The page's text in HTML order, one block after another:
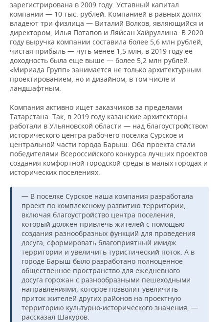
зарегистрирована в 2009 году. Уставный капитал
компании — 10 тыс. рублей. Компанией в равных долях
владеют три физлица — Виталий Волков, являющийся и
директором, Илья Потапов и Ляйсан Хайруллина. В 2020
году выручка компании составила более 5,6 млн рублей,
чистая прибыль — чуть менее 1,5 млн, в 2019 году ее
доходность была еще выше — более 5,2 млн рублей.
«Мириада Групп» занимается не только архитектурным
проектированием, но и дизайном, в том числе и
ландшафтным.
Компания активно ищет заказчиков за пределами
Татарстана. Так, в 2019 году казанские архитекторы
работали в Ульяновской области — над благоустройством
исторического центра рабочего поселка Сурское и
центральной части города Барыш. Оба проекта стали
победителями Всероссийского конкурса лучших проектов
создания комфортной городской среды в малых городах и
исторических поселениях.
— В поселке Сурское наша компания разработала
проект по комплексному развитию территории,
включая благоустройство центра поселения,
который должен привлечь жителей с помощью
создания разнообразных функций для проведения
досуга, сформировать благоприятный имидж
территории и увеличить туристический поток. А в
городе Барыш было разработано полноценное
общественное пространство для ежедневного
досуга горожан с разнообразными пешеходными
направлениями, которое позволит увеличить
приток жителей других районов на проектную
территорию культурно-исторического значения, —
рассказал Шакуров.